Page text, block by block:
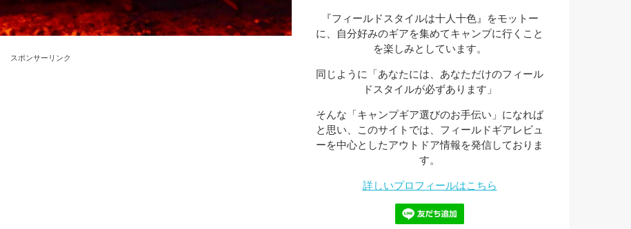
スポンサーリンク
『フィールドスタイルは十人十色』をモットー
に、自分好みのギアを集めてキャンプに行くこと
を楽しみとしています。
同じように「あなたには、あなただけのフィール
ドスタイルが必ずあります」
そんな「キャンプギア選びのお手伝い」になれば
と思い、このサイトでは、フィールドギアレビュ
ーを中心としたアウトドア情報を発信しておりま
す。
詳しいプロフィールはこちら